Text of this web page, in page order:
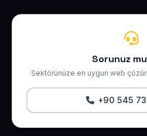
Sorunuz
Sektörünüze en uygun web
+90 545